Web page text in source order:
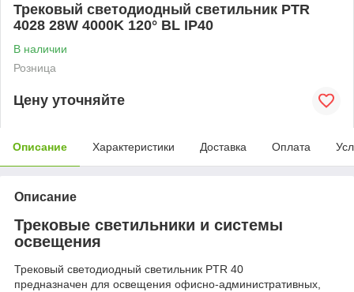
Трековый светодиодный светильник PTR
4028 28W 4000K 120° BL IP40
В наличии
Розница
Цену уточняйте
Описание Характеристики Доставка Оплата
Описание
Трековые светильники и системы
освещения
Трековый светодиодный светильник PTR 40
предназначен для освещения офисно-административных,